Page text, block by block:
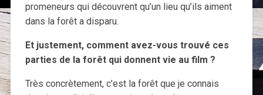
promeneurs qui découvrent qu’un lieu qu’ils aiment
dans la forêt a disparu.
Et justement, comment avez-vous trouvé ces
parties de la forêt qui donnent vie au film ?
Très concrètement, c’est la forêt que je connais